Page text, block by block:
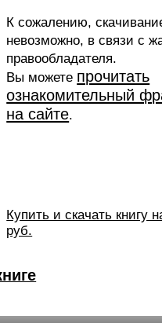
К сожалению,
невозможно, в связи с
правообладателя.
Вы можете прочитать
ознакомительный
на сайте.
Купить и скачать книгу
руб.